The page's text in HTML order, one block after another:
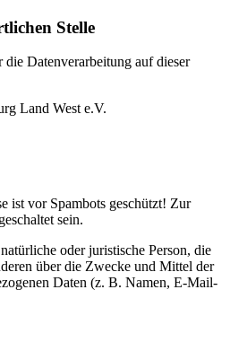
Stelle
Datenverarbeitung auf dieser
Land West e.V.
ist vor Spambots geschützt! Zur
sein.
oder juristische Person, die
über die Zwecke und Mittel der
Daten (z. B. Namen, E-Mail-